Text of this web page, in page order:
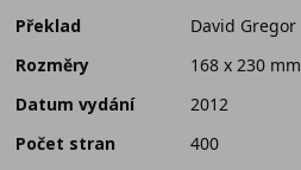
Překlad
David Gregor
Rozměry
168 x 230 mm
Datum vydání
2012
Počet stran
400